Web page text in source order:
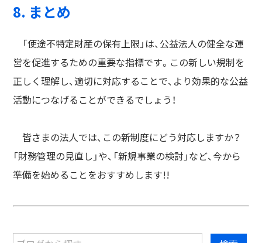
8. まとめ
「使途不特定財産の保有上限」は、公益法人の健全な運
営を促進するための重要な指標です。この新しい規制を
正しく理解し、適切に対応することで、より効果的な公益
活動につなげることができるでしょう！
皆さまの法人では、この新制度にどう対応しますか？
「財務管理の見直し」や、「新規事業の検討」など、今から
準備を始めることをおすすめします!!